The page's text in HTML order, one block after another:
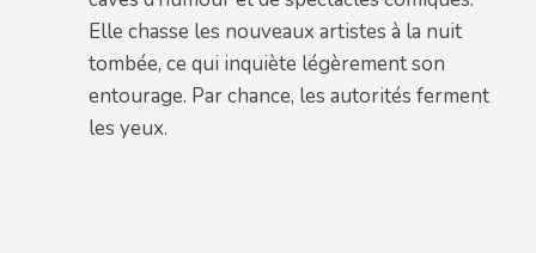
Elle chasse les nouveaux artistes à la nuit
tombée, ce qui inquiète légèrement son
entourage. Par chance, les autorités ferment
les yeux.